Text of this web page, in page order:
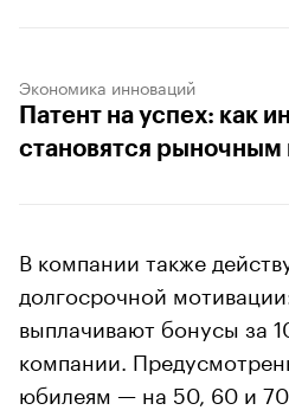
Экономика инноваций
Патент на успех: как
становятся рыночным
В компании также
долгосрочной
выплачивают бонусы за
компании.
юбилеям — на 50, 60 и 70